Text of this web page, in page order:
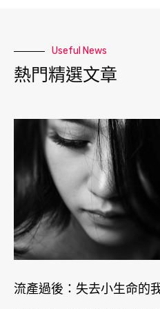
Useful News
熱門精選文章
流產過後：失去小生命的